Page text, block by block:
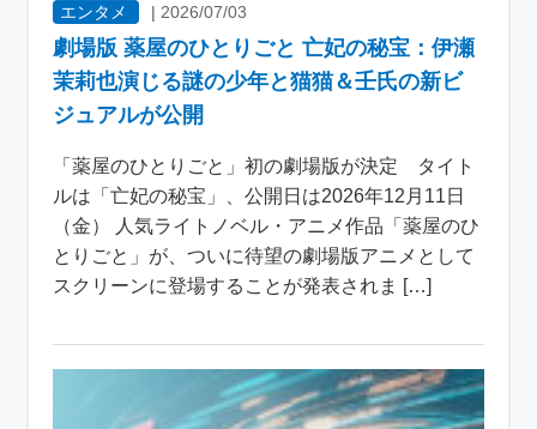
エンタメ |2026/07/03
劇場版 薬屋のひとりごと 亡妃の秘宝：伊瀬
茉莉也演じる謎の少年と猫猫＆壬氏の新ビ
ジュアルが公開
「薬屋のひとりごと」初の劇場版が決定 タイト
ルは「亡妃の秘宝」、公開日は2026年12月11日
（金） 人気ライトノベル・アニメ作品「薬屋のひ
とりごと」が、ついに待望の劇場版アニメとして
スクリーンに登場することが発表されま […]